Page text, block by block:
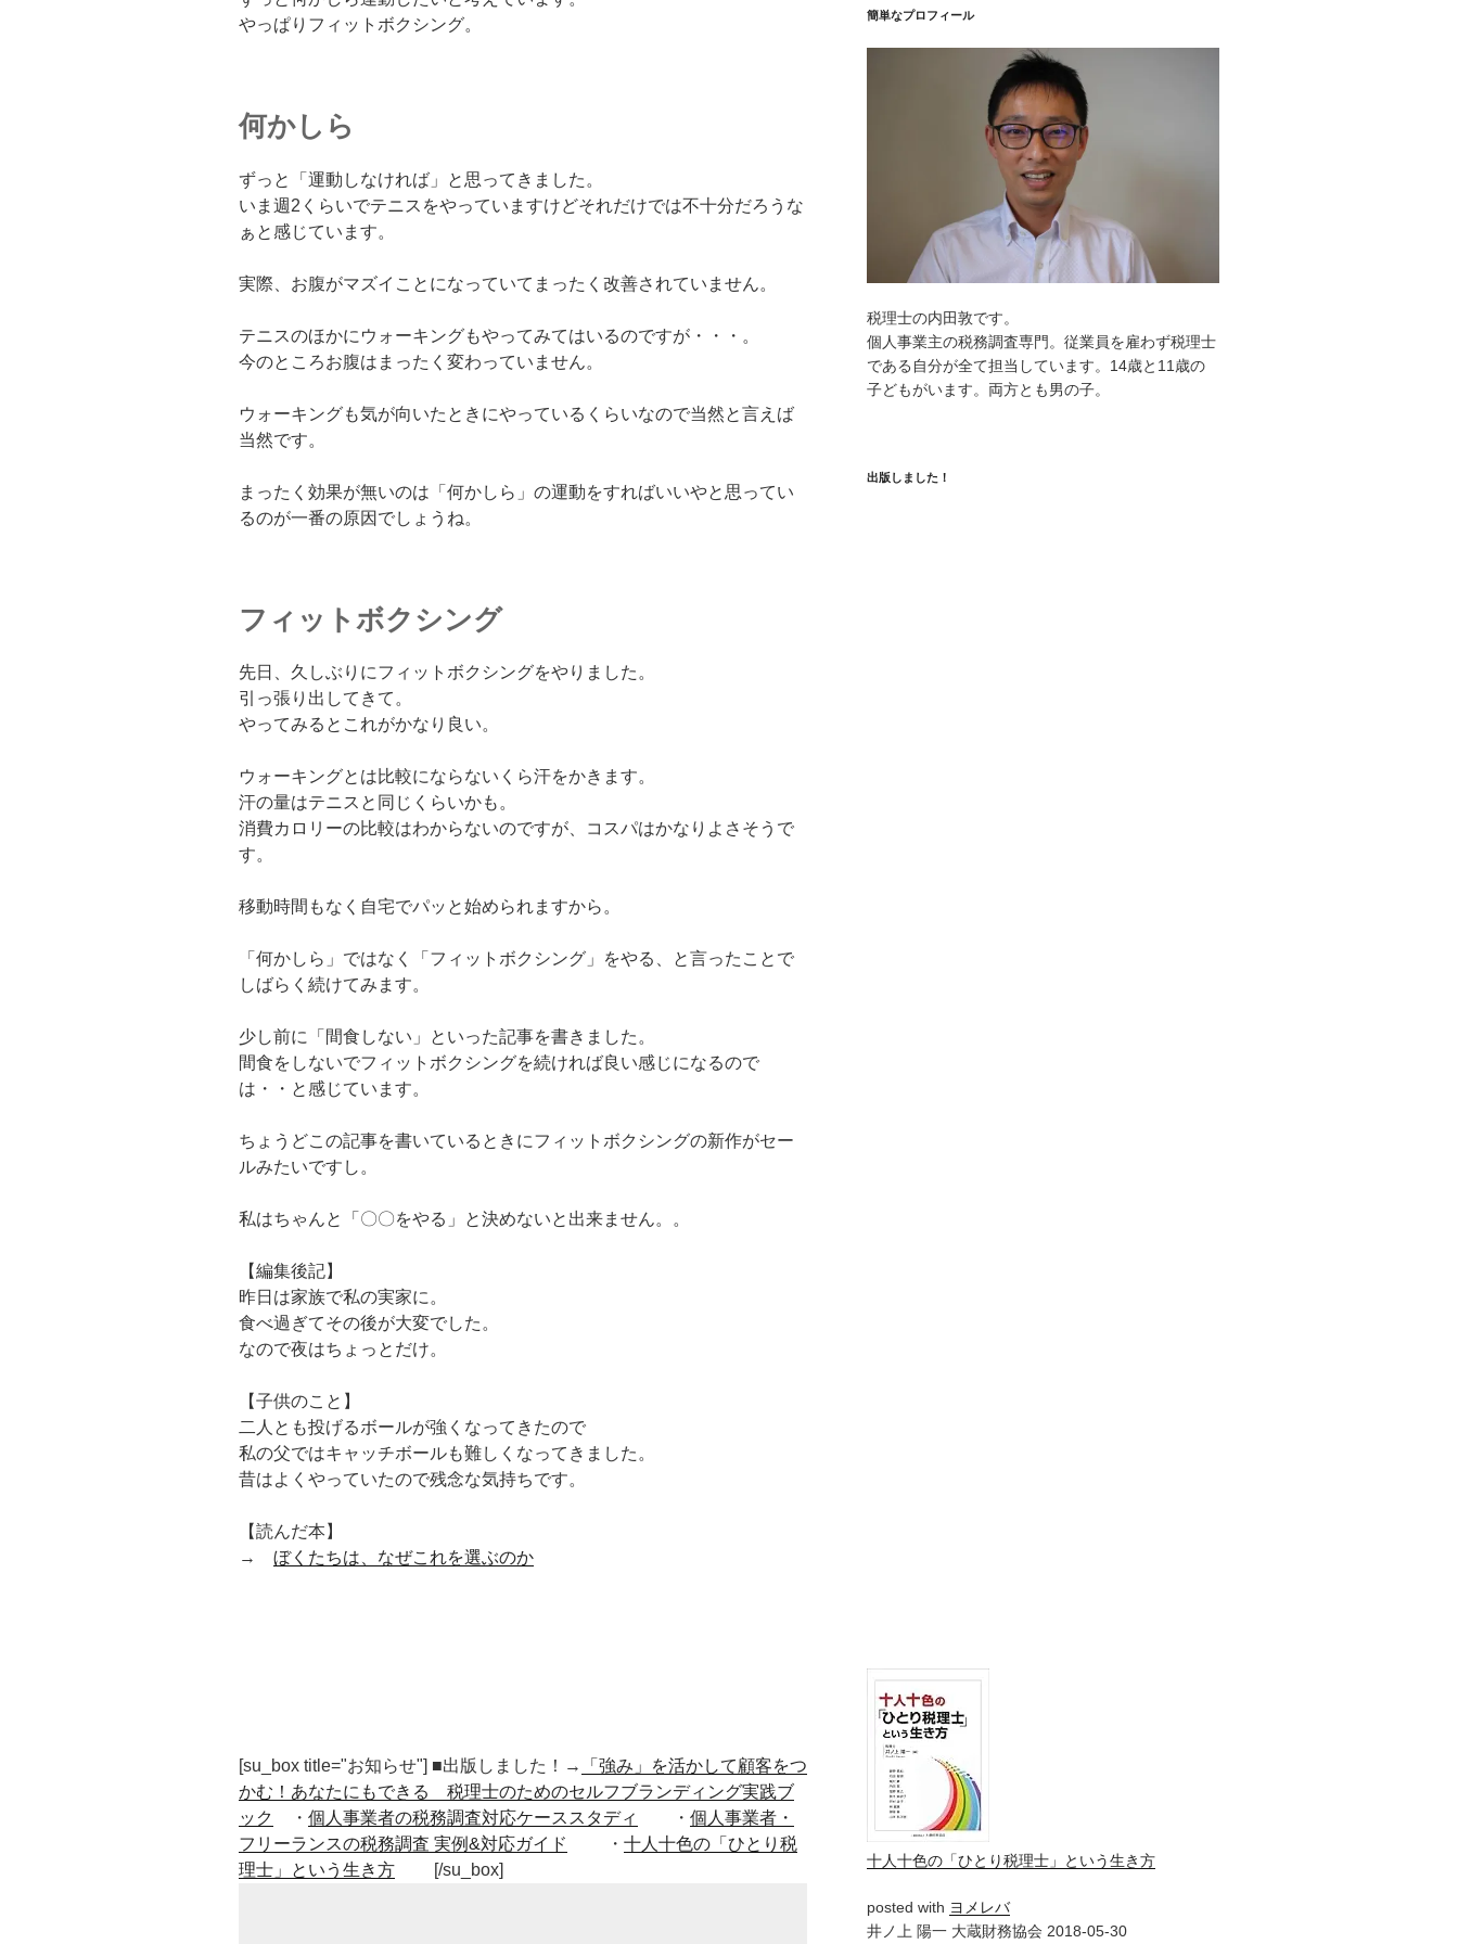
やっぱりフィットボクシング。
何かしら
ずっと「運動しなければ」と思ってきました。
いま週2くらいでテニスをやっていますけどそれだけでは不十分だろうな
ぁと感じています。
実際、お腹がマズイことになっていてまったく改善されていません。
テニスのほかにウォーキングもやってみてはいるのですが・・・。
今のところお腹はまったく変わっていません。
ウォーキングも気が向いたときにやっているくらいなので当然と言えば
当然です。
まったく効果が無いのは「何かしら」の運動をすればいいやと思ってい
るのが一番の原因でしょうね。
フィットボクシング
先日、久しぶりにフィットボクシングをやりました。
引っ張り出してきて。
やってみるとこれがかなり良い。
ウォーキングとは比較にならないくら汗をかきます。
汗の量はテニスと同じくらいかも。
消費カロリーの比較はわからないのですが、コスパはかなりよさそうで
す。
移動時間もなく自宅でパッと始められますから。
「何かしら」ではなく「フィットボクシング」をやる、と言ったことで
しばらく続けてみます。
少し前に「間食しない」といった記事を書きました。
間食をしないでフィットボクシングを続ければ良い感じになるので
は・・と感じています。
ちょうどこの記事を書いているときにフィットボクシングの新作がセー
ルみたいですし。
私はちゃんと「〇〇をやる」と決めないと出来ません。。
【編集後記】
昨日は家族で私の実家に。
食べ過ぎてその後が大変でした。
なので夜はちょっとだけ。
【子供のこと】
二人とも投げるボールが強くなってきたので
私の父ではキャッチボールも難しくなってきました。
昔はよくやっていたので残念な気持ちです。
【読んだ本】
→ ぼくたちは、なぜこれを選ぶのか
[su_box title="お知らせ"] ■出版しました！→
「強み」を活かして顧客をつ
かむ！あなたにもできる 税理士のためのセルフブランディング実践ブ
ック
・ 個人事業者の税務調査対応ケーススタディ ・ 個人事業者・
フリーランスの税務調査 実例&対応ガイド
・ 十人十色の「ひとり税
理士」という生き方 [/su_box]
簡単なプロフィール
税理士の内田敦です。
個人事業主の税務調査専門。従業員を雇わず税理士
である自分が全て担当しています。14歳と11歳の
子どもがいます。両方とも男の子。
出版しました！
十人十色の「ひとり税理士」という生き方
posted with ヨメレバ
井ノ上 陽一 大蔵財務協会 2018-05-30